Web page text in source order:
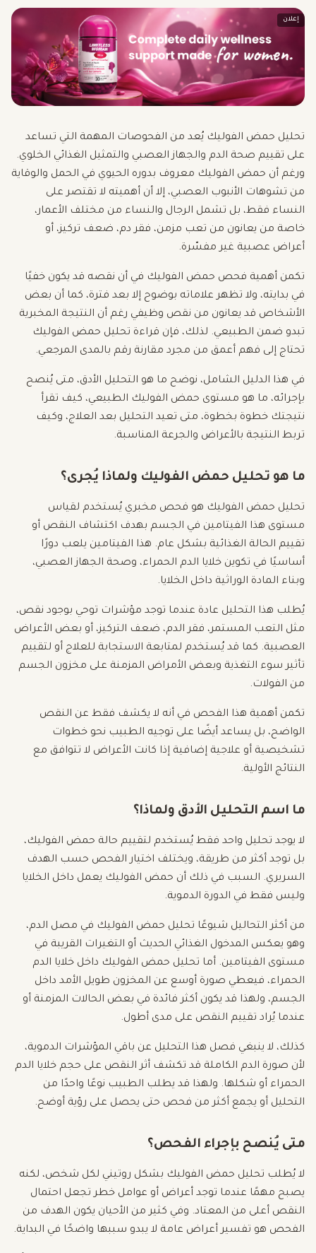
إعلان
تحليل حمض الفوليك يُعد من الفحوصات المهمة التي تساعد
على تقييم صحة الدم والجهاز العصبي والتمثيل الغذائي الخلوي.
ورغم أن حمض الفوليك معروف بدوره الحيوي في الحمل والوقاية
من تشوهات الأنبوب العصبي، إلا أن أهميته لا تقتصر على
النساء فقط، بل تشمل الرجال والنساء من مختلف الأعمار،
خاصة من يعانون من تعب مزمن، فقر دم، ضعف تركيز، أو
أعراض عصبية غير مفسّرة.
تكمن أهمية فحص حمض الفوليك في أن نقصه قد يكون خفيًا
في بدايته، ولا تظهر علاماته بوضوح إلا بعد فترة، كما أن بعض
الأشخاص قد يعانون من نقص وظيفي رغم أن النتيجة المخبرية
تبدو ضمن الطبيعي. لذلك، فإن قراءة تحليل حمض الفوليك
تحتاج إلى فهم أعمق من مجرد مقارنة رقم بالمدى المرجعي.
في هذا الدليل الشامل، نوضح ما هو التحليل الأدق، متى يُنصح
بإجرائه، ما هو مستوى حمض الفوليك الطبيعي، كيف تقرأ
نتيجتك خطوة بخطوة، متى تعيد التحليل بعد العلاج، وكيف
تربط النتيجة بالأعراض والجرعة المناسبة.
ما هو تحليل حمض الفوليك ولماذا يُجرى؟
تحليل حمض الفوليك هو فحص مخبري يُستخدم لقياس
مستوى هذا الفيتامين في الجسم بهدف اكتشاف النقص أو
تقييم الحالة الغذائية بشكل عام. هذا الفيتامين يلعب دورًا
أساسيًا في تكوين خلايا الدم الحمراء، وصحة الجهاز العصبي،
وبناء المادة الوراثية داخل الخلايا.
يُطلب هذا التحليل عادة عندما توجد مؤشرات توحي بوجود نقص،
مثل التعب المستمر، فقر الدم، ضعف التركيز، أو بعض الأعراض
العصبية. كما قد يُستخدم لمتابعة الاستجابة للعلاج أو لتقييم
تأثير سوء التغذية وبعض الأمراض المزمنة على مخزون الجسم
من الفولات.
تكمن أهمية هذا الفحص في أنه لا يكشف فقط عن النقص
الواضح، بل يساعد أيضًا على توجيه الطبيب نحو خطوات
تشخيصية أو علاجية إضافية إذا كانت الأعراض لا تتوافق مع
النتائج الأولية.
ما اسم التحليل الأدق ولماذا؟
لا يوجد تحليل واحد فقط يُستخدم لتقييم حالة حمض الفوليك،
بل توجد أكثر من طريقة، ويختلف اختيار الفحص حسب الهدف
السريري. السبب في ذلك أن حمض الفوليك يعمل داخل الخلايا
وليس فقط في الدورة الدموية.
من أكثر التحاليل شيوعًا تحليل حمض الفوليك في مصل الدم،
وهو يعكس المدخول الغذائي الحديث أو التغيرات القريبة في
مستوى الفيتامين. أما تحليل حمض الفوليك داخل خلايا الدم
الحمراء، فيعطي صورة أوسع عن المخزون طويل الأمد داخل
الجسم، ولهذا قد يكون أكثر فائدة في بعض الحالات المزمنة أو
عندما يُراد تقييم النقص على مدى أطول.
كذلك، لا ينبغي فصل هذا التحليل عن باقي المؤشرات الدموية،
لأن صورة الدم الكاملة قد تكشف أثر النقص على حجم خلايا الدم
الحمراء أو شكلها. ولهذا قد يطلب الطبيب نوعًا واحدًا من
التحليل أو يجمع أكثر من فحص حتى يحصل على رؤية أوضح.
متى يُنصح بإجراء الفحص؟
لا يُطلب تحليل حمض الفوليك بشكل روتيني لكل شخص، لكنه
يصبح مهمًا عندما توجد أعراض أو عوامل خطر تجعل احتمال
النقص أعلى من المعتاد. وفي كثير من الأحيان يكون الهدف من
الفحص هو تفسير أعراض عامة لا يبدو سببها واضحًا في البداية.